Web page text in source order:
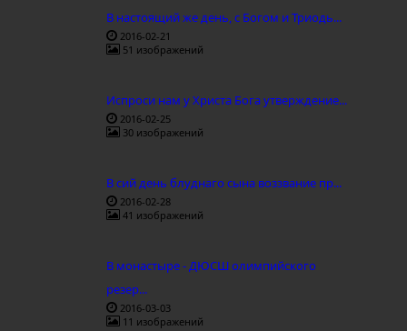
В настоящий же день, с Богом и Триодь...
2016-02-21
51 изображений
Испроси нам у Христа Бога утверждение...
2016-02-25
30 изображений
В сий день блуднаго сына воззвание пр...
2016-02-28
41 изображений
В монастыре - ДЮСШ олимпийского
резер...
2016-03-03
11 изображений